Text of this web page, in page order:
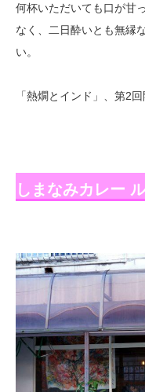
何杯いただいても口が甘
なく、二日酔いとも無縁
い。
「熱燗とインド」、第2
しまなみカレー